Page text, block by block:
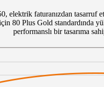
elektrik faturanızdan tasarruf
80 Plus Gold standardında
performanslı bir tasarıma